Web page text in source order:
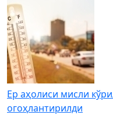
Ер аҳолиси мисли
огоҳлантирилди